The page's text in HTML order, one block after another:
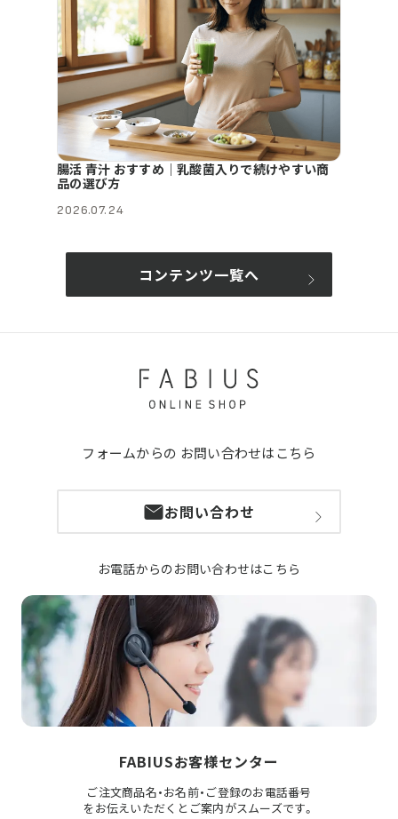
腸活 青汁 おすすめ｜乳酸菌入りで続けやすい商
品の選び方
2026.07.24
コンテンツ一覧へ
フォームからの お問い合わせはこちら
お問い合わせ
お電話からのお問い合わせはこちら
FABIUSお客様センター
ご注文商品名・お名前・ご登録のお電話番号
をお伝えいただくとご案内がスムーズです。